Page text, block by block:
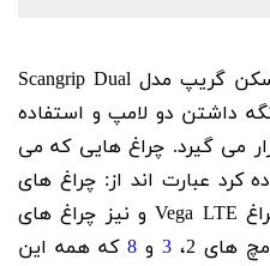
اسکن گريپ مدلScangrip Dual
داشتن دو لامپ و استفاده
می‌ گیرد. چراغ هایی که می‌
کرد عبارت اند از: چراغ های
Vega LTEو نیز چراغ های
های 2، 3 و 8 که همه این